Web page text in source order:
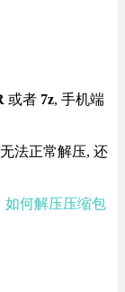
或者 7z, 手机端
法正常解压, 还
如何解压压缩包